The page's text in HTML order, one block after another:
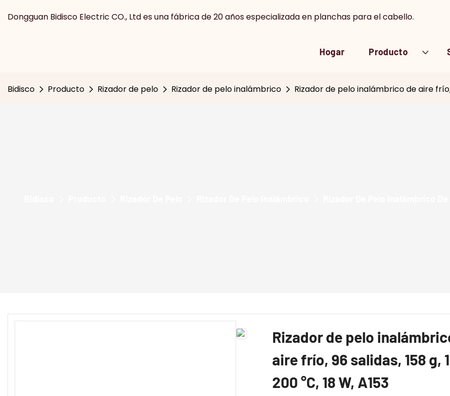
Dongguan Bidisco Electric CO., Ltd es una fábrica de 20 años especializada en planchas para el cabello.
Hogar Producto
Bidisco Producto Rizador de pelo Rizador de pelo inalámbrico Rizador de pelo inalámbrico de aire frío,
Rizador de pelo
aire frío, 96 salidas, 158 g,
200 °C, 18 W, A153